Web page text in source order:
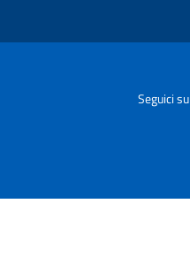
Seguici su